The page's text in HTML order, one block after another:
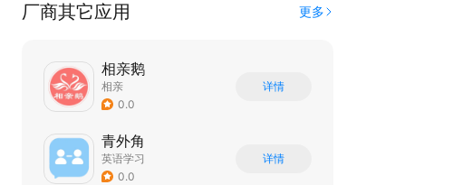
厂商其它应用 更多
相亲鹅
相亲
0.0
详情
青外角
英语学习
0.0
详情